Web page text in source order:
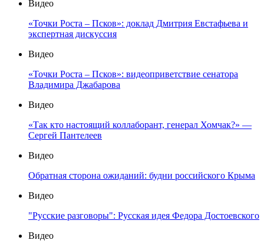
Видео
«Точки Роста – Псков»: доклад Дмитрия Евстафьева и
экспертная дискуссия
Видео
«Точки Роста – Псков»: видеоприветствие сенатора
Владимира Джабарова
Видео
«Так кто настоящий коллаборант, генерал Хомчак?» —
Сергей Пантелеев
Видео
Обратная сторона ожиданий: будни российского Крыма
Видео
"Русские разговоры": Русская идея Федора Достоевского
Видео